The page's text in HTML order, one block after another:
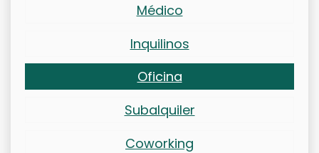
Médico
Inquilinos
Oficina
Subalquiler
Coworking